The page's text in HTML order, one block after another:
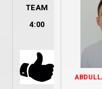
TEAM
4:00